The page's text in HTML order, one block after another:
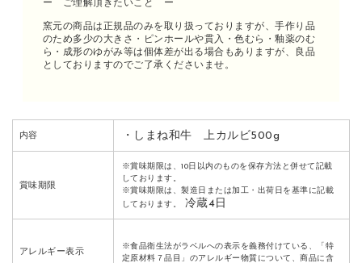
ー ご理解頂きたいこと ー
窯元の商品は正規品のみを取り扱っておりますが、手作り品
のため多少の大きさ・ピンホールや貫入・色むら・釉薬のむ
ら・成形のゆがみ等は個体差が出る場合もありますが、良品
としておりますのでご了承くださいませ。
内容 ・しまね和牛 上カルビ500g
賞味期限
※賞味期限は、10日以内のものを保存方法と併せて記載
しております。
※賞味期限は、製造日または加工・出荷日を基準に記載
しております。
冷蔵4日
アレルギー表示
※食品衛生法がラベルへの表示を義務付けている、「特
定原材料７品目」のアレルギー物質について、商品に含